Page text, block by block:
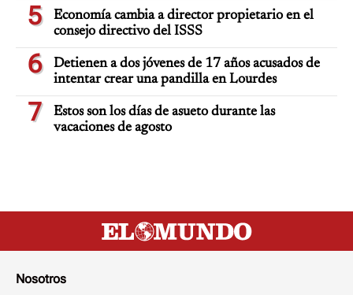
5
Economía cambia a director propietario en el
consejo directivo del ISSS
6
Detienen a dos jóvenes de 17 años acusados de
intentar crear una pandilla en Lourdes
7
Estos son los días de asueto durante las
vacaciones de agosto
Nosotros